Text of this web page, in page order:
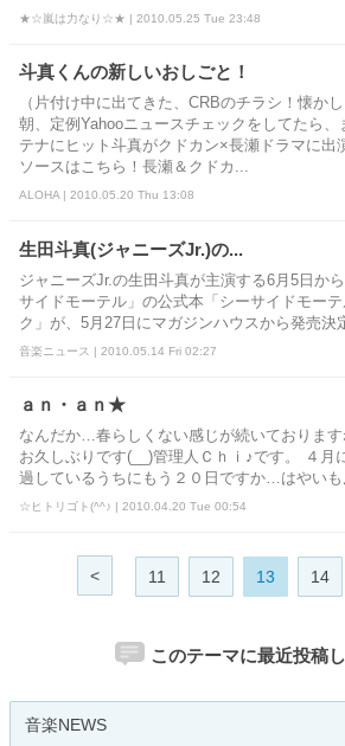
★☆嵐は力なり☆★ | 2010.05.25 Tue 23:48
斗真くんの新しいおしごと！
（片付け中に出てきた、CRBのチラシ！懐かし
朝、定例Yahooニュースチェックをしてたら、
テナにヒット斗真がクドカン×長瀬ドラマに出
ソースはこちら！長瀬＆クドカ...
ALOHA | 2010.05.20 Thu 13:08
生田斗真(ジャニーズJr.)の...
ジャニーズJr.の生田斗真が主演する6月5日か
サイドモーテル」の公式本「シーサイドモー
ク」が、5月27日にマガジンハウスから発売決
音楽ニュース | 2010.05.14 Fri 02:27
ａｎ・ａｎ★
なんだか…春らしくない感じが続いております
お久しぶりです(__)管理人Ｃｈｉ♪です。 ４月
過しているうちにもう２０日ですか…はやいも
☆ヒトリゴト(^^♪ | 2010.04.20 Tue 00:54
< 11 12 13 14
このテーマに最近投稿
音楽NEWS